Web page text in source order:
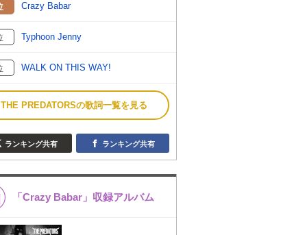
Crazy Babar
Typhoon Jenny
WALK ON THIS WAY!
THE PREDATORSの歌詞一覧を見る
ランキング共有 ランキング共有
「Crazy Babar」収録アルバム